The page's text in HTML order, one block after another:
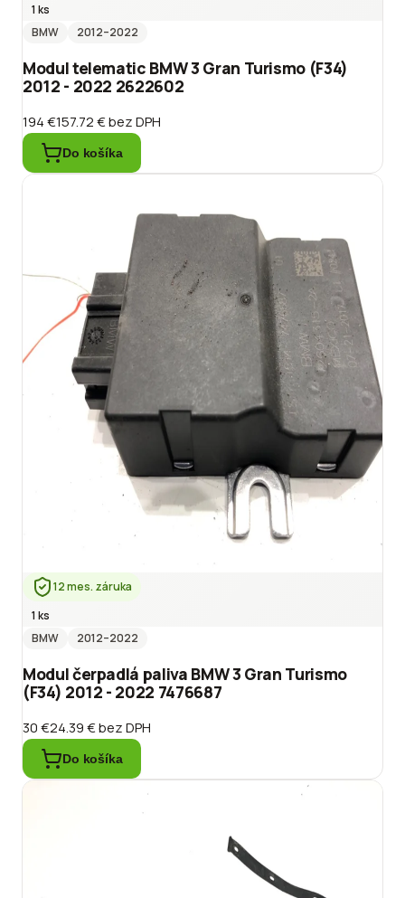
1 ks
BMW
2012–2022
Modul telematic BMW 3 Gran Turismo (F34)
2012 - 2022 2622602
194 €157.72 €bez DPH
Do košíka
12 mes. záruka
1 ks
BMW
2012–2022
Modul čerpadlá paliva BMW 3 Gran Turismo
(F34) 2012 - 2022 7476687
30 €24.39 €bez DPH
Do košíka